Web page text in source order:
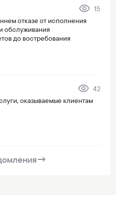
15
отказе от исполнения
обслуживания
до востребования
42
оказываемые клиентам
→